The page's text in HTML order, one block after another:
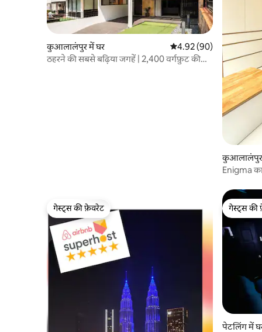
कुआलालंपुर में घर औसत रेटिंग 5 में से 4.92, 90
4.92 (90)
ठहरने की सबसे बढ़िया जगहें | 2,400 वर्गफ़ुट की
कुआलालंपुर
Enigma
गेस्ट्स की फ़ेवरेट
गेस्ट्स की फ़ेवरेट
गेस्ट्स की
गेस्ट्स की
पेटलिंग में